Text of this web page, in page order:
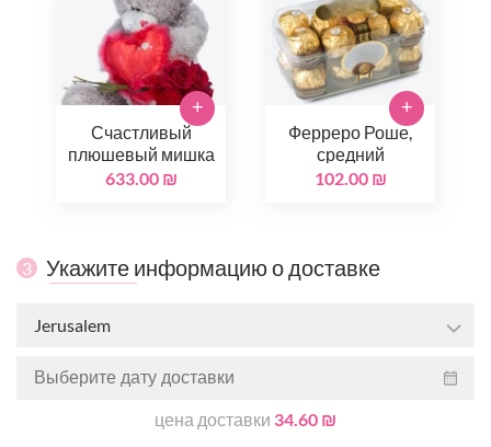
Счастливый
плюшевый мишка
633.00 ₪
+
Ферреро Роше,
средний
102.00 ₪
+
3 Укажите информацию о доставке
Jerusalem
цена доставки 34.60 ₪